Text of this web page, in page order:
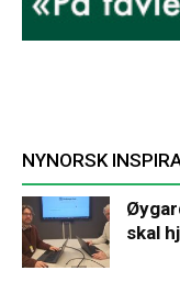
NYNORSK
skal